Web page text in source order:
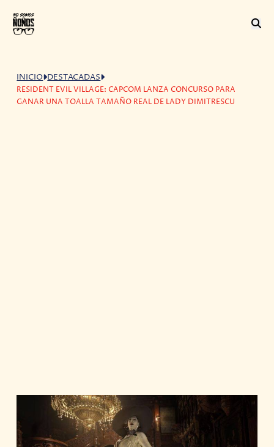
INICIO DESTACADAS
RESIDENT EVIL VILLAGE: CAPCOM LANZA CONCURSO PARA
GANAR UNA TOALLA TAMAÑO REAL DE LADY DIMITRESCU